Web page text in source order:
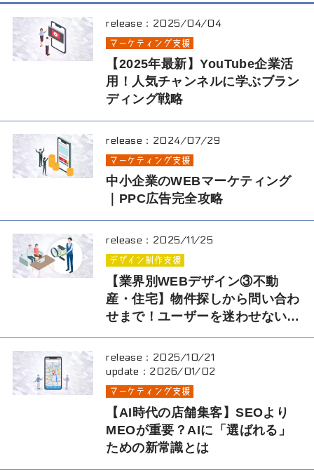
release： 2025/04/04
マーケティング支援
【2025年最新】YouTube企業活
用！人気チャンネルに学ぶブラン
ディング戦略
release： 2024/07/29
マーケティング支援
中小企業のWEBマーケティング
｜PPC広告完全攻略
release： 2025/11/25
デザイン制作支援
【業界別WEBデザイン③不動
産・住宅】物件探しから問い合わ
せまで！ユーザーを迷わせないサ
release： 2025/10/21
update： 2026/01/02
マーケティング支援
【AI時代の店舗集客】SEOより
MEOが重要？AIに「選ばれる」
ための新常識とは